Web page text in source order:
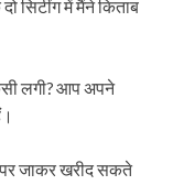
सिटींग में मैंने किताब
लगी? आप अपने
जाकर खरीद सकते